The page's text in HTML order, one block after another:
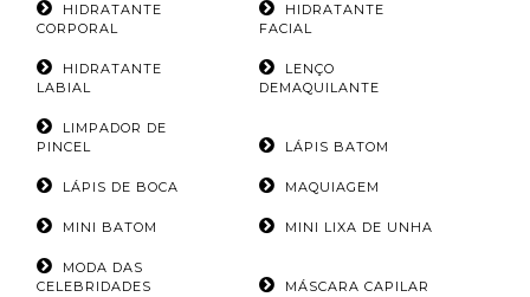
HIDRATANTE
CORPORAL
HIDRATANTE
FACIAL
HIDRATANTE
LABIAL
LENÇO
DEMAQUILANTE
LIMPADOR DE
PINCEL
LÁPIS BATOM
LÁPIS DE BOCA MAQUIAGEM
MINI BATOM MINI LIXA DE UNHA
MODA DAS
CELEBRIDADES
MÁSCARA CAPILAR